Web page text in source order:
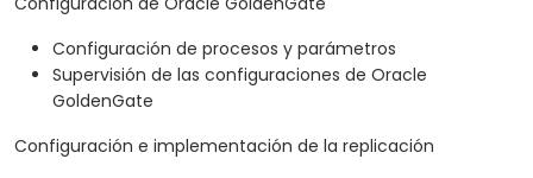
Configuración de procesos y parámetros
Supervisión de las configuraciones de Oracle
GoldenGate
Configuración e implementación de la replicación